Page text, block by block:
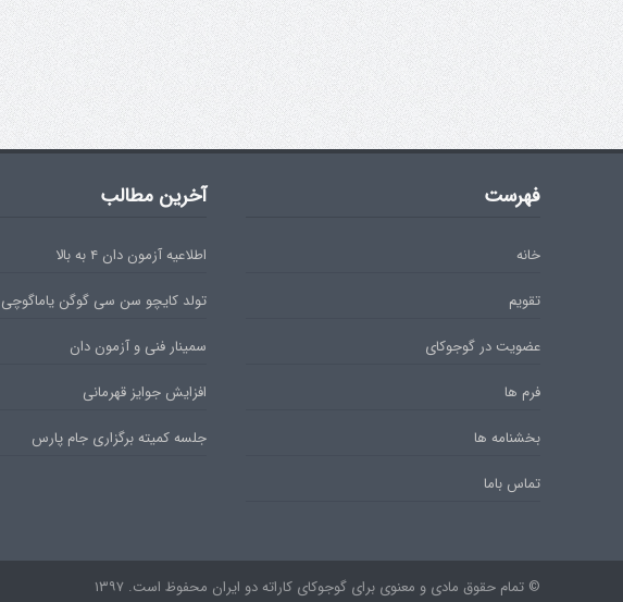
سمینار افزایش جوایز قهرمانی کمیته برگزاری جام پارس
فهرست
خانه
تقویم
عضویت در گوجوکای
فرم ها
بخشنامه ها
تماس باما
آخرین مطالب
اطلاعیه آزمون دان ۴ به بالا
تولد کایچو سن سی گوگن یاماگوچی
سمینار فنی و آزمون دان
افزایش جوایز قهرمانی
جلسه کمیته برگزاری جام پارس
© تمام حقوق مادی و معنوی برای گوجوکای کاراته دو ایران محفوظ است. ۱۳۹۷